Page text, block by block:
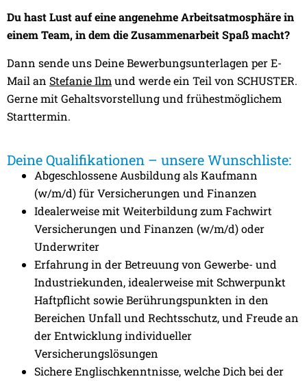
Du hast Lust auf eine angenehme Arbeitsatmosphäre in
einem Team, in dem die Zusammenarbeit Spaß macht?
Dann sende uns Deine Bewerbungsunterlagen per E-
Mail an Stefanie Ilm und werde ein Teil von SCHUSTER.
Gerne mit Gehaltsvorstellung und frühestmöglichem
Starttermin.
Deine Qualifikationen – unsere Wunschliste:
Abgeschlossene Ausbildung als Kaufmann
(w/m/d) für Versicherungen und Finanzen
Idealerweise mit Weiterbildung zum Fachwirt
Versicherungen und Finanzen (w/m/d) oder
Underwriter
Erfahrung in der Betreuung von Gewerbe- und
Industriekunden, idealerweise mit Schwerpunkt
Haftpflicht sowie Berührungspunkten in den
Bereichen Unfall und Rechtsschutz, und Freude an
der Entwicklung individueller
Versicherungslösungen
Sichere Englischkenntnisse, welche Dich bei der